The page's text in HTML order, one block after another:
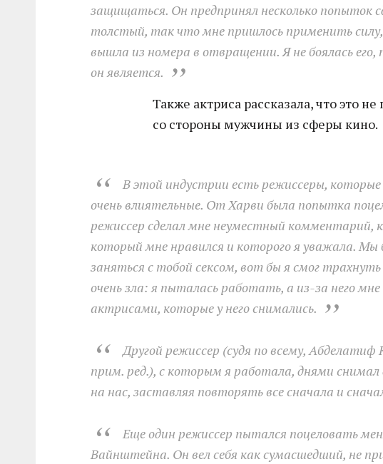
защищаться. Он предпринял несколько попыток
толстый, так что мне пришлось применить
вышла из номера в отвращении. Я не боялась
он является.
Также актриса рассказала, что это
со стороны мужчины из сферы кино.
В этой индустрии есть режиссеры,
очень влиятельные. От Харви была попытка
режиссер сделал мне неуместный комментарий,
который мне нравился и которого я уважала. Мы
заняться с тобой сексом, вот бы я смог
очень зла: я пыталась работать, а из-за него
актрисами, которые у него снимались.
Другой режиссер (судя по всему,
прим. ред.), с которым я работала, днями снимал
на нас, заставляя повторять все сначала и
Еще один режиссер пытался поцеловать
Вайнштейна. Он вел себя как сумасшедший, не